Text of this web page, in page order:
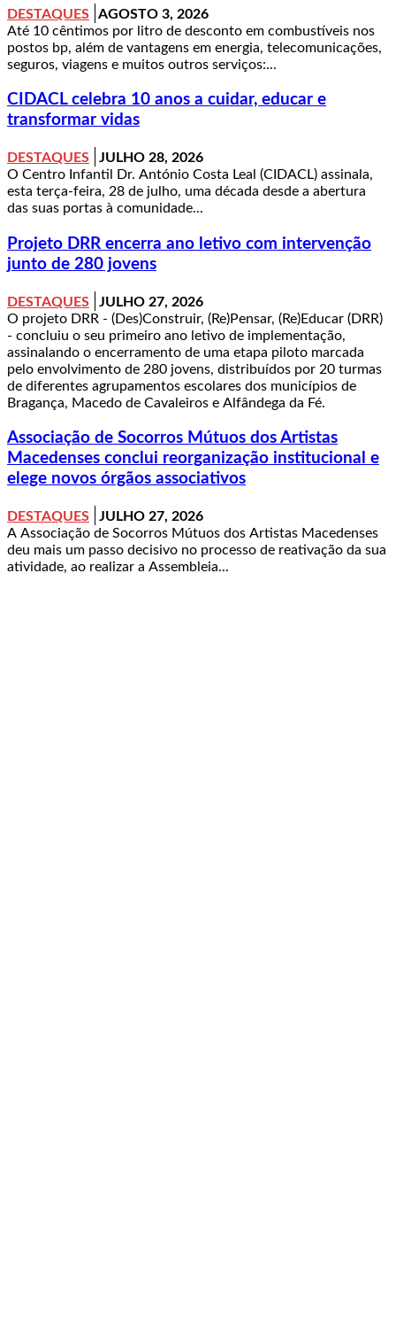
DESTAQUES
AGOSTO 3, 2026
Até 10 cêntimos por litro de desconto em combustíveis nos
postos bp, além de vantagens em energia, telecomunicações,
seguros, viagens e muitos outros serviços:...
CIDACL celebra 10 anos a cuidar, educar e
transformar vidas
DESTAQUES
JULHO 28, 2026
O Centro Infantil Dr. António Costa Leal (CIDACL) assinala,
esta terça-feira, 28 de julho, uma década desde a abertura
das suas portas à comunidade...
Projeto DRR encerra ano letivo com intervenção
junto de 280 jovens
DESTAQUES
JULHO 27, 2026
O projeto DRR - (Des)Construir, (Re)Pensar, (Re)Educar (DRR)
- concluiu o seu primeiro ano letivo de implementação,
assinalando o encerramento de uma etapa piloto marcada
pelo envolvimento de 280 jovens, distribuídos por 20 turmas
de diferentes agrupamentos escolares dos municípios de
Bragança, Macedo de Cavaleiros e Alfândega da Fé.
Associação de Socorros Mútuos dos Artistas
Macedenses conclui reorganização institucional e
elege novos órgãos associativos
DESTAQUES
JULHO 27, 2026
A Associação de Socorros Mútuos dos Artistas Macedenses
deu mais um passo decisivo no processo de reativação da sua
atividade, ao realizar a Assembleia...